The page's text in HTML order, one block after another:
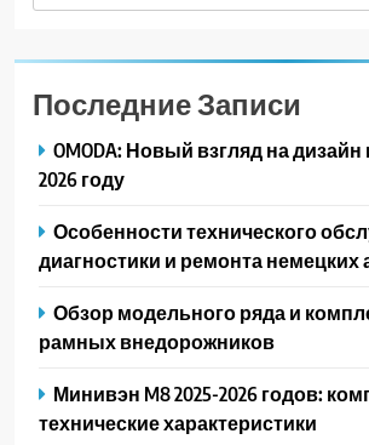
Последние Записи
OMODA: Новый взгляд на
2026 году
Особенности технического
диагностики и ремонта
Обзор модельного ряда и
рамных внедорожников
Минивэн M8 2025-2026 годов:
технические характеристики